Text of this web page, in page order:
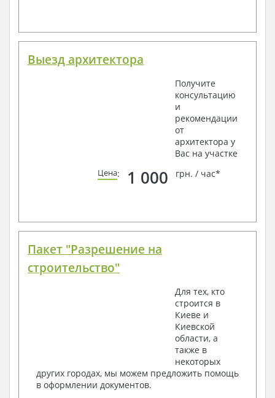
Выезд архитектора
Получите
консультацию
и
рекомендации
от
архитектора у
Вас на участке
Цена: 1 000 грн. / час*
Пакет "Разрешение на
строительство"
Для тех, кто
строится в
Киеве и
Киевской
области, а
также в
некоторых
других городах, мы можем предложить помощь
в оформлении документов.